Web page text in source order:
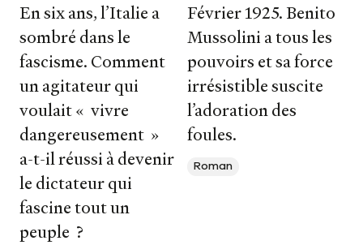
En six ans, l’Italie a
sombré dans le
fascisme. Comment
un agitateur qui
voulait « vivre
dangereusement »
a-t-il réussi à devenir
le dictateur qui
fascine tout un
peuple ?
Février 1925. Benito
Mussolini a tous les
pouvoirs et sa force
irrésistible suscite
l’adoration des
foules.
Roman